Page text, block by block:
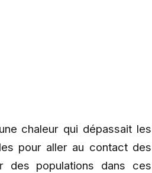
chaleur qui dépassait les
pour aller au contact des
des populations dans ces